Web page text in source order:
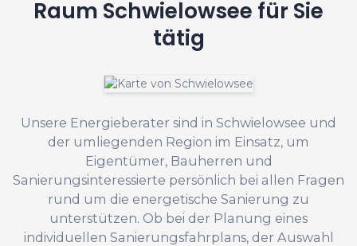
Raum Schwielowsee für Sie
tätig
Unsere Energieberater sind in Schwielowsee und
der umliegenden Region im Einsatz, um
Eigentümer, Bauherren und
Sanierungsinteressierte persönlich bei allen Fragen
rund um die energetische Sanierung zu
unterstützen. Ob bei der Planung eines
individuellen Sanierungsfahrplans, der Auswahl